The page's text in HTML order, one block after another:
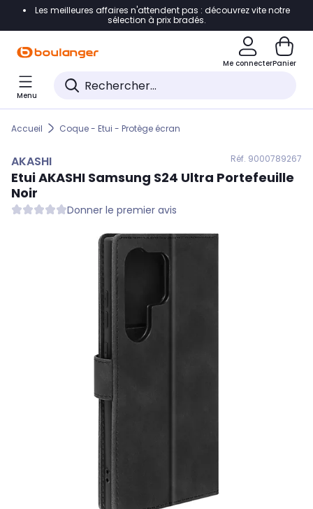
Accéder directement à la navigation
Accéder directement au pied de page
Accéder directement au chatbot
Les meilleures affaires n'attendent pas : découvrez vite notre
sélection à prix bradés.
Me connecterPanier
Menu
Accueil Coque - Etui - Protège écran
AKASHI Réf. 9000789267
EtuiAKASHI Samsung S24 Ultra Portefeuille
Noir
Donner le premier avis